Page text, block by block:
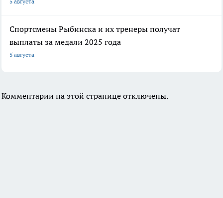
Спортсмены Рыбинска и их тренеры получат
выплаты за медали 2025 года
5 августа
Комментарии на этой странице отключены.